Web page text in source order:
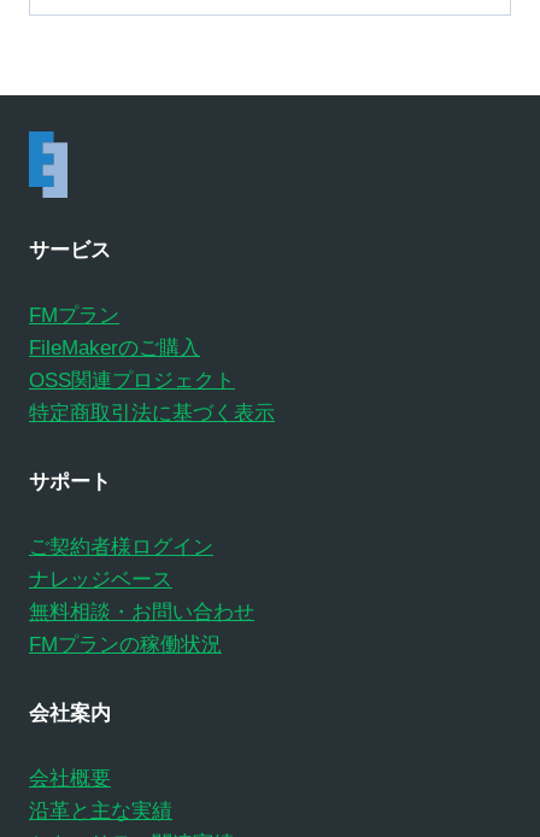
サービス
FMプラン
FileMakerのご購入
OSS関連プロジェクト
特定商取引法に基づく表示
サポート
ご契約者様ログイン
ナレッジベース
無料相談・お問い合わせ
FMプランの稼働状況
会社案内
会社概要
沿革と主な実績